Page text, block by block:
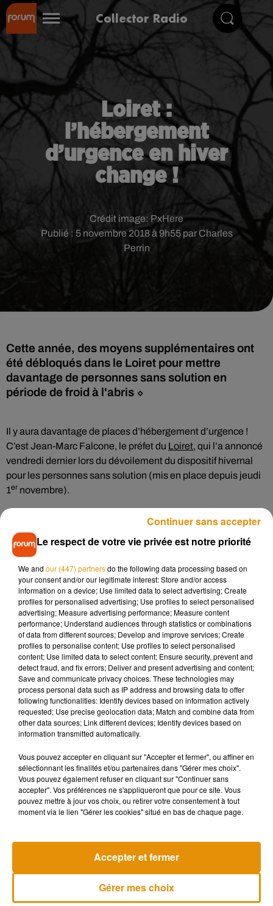
Collector Radio
Loiret :
l’hébergement
d’urgence en hiver
change !
Publié : 5 novembre 2018 à 9h55 par Charles
Perrin
Crédit image: PxHere
Cette année, des moyens supplémentaires ont
été débloqués dans le Loiret pour mettre
davantage de personnes sans solution en
période de froid à l'abris ⬦
Il y aura davantage de places d’hébergement d’urgence !
C’est Jean-Marc Falcone, le préfet du Loiret, qui l’a annoncé
vendredi dernier lors du dévoilement du dispositif hivernal
pour les personnes sans solution (mis en place depuis jeudi
1er novembre).
, le 1
décembre 2018, la
capacité maximale sera atteinte avec un total de 1058
places, soit 39 de plus que l’hiver dernier. Egalement, pour la
accompagner les plus démunis afin de tenter de leur trouver
des solutions plus pérennes.
Musique
5 août 2026
Après le film, bientôt une docu-série sur
le père de Michael Jackson
4 août 2026
Tiny Desk invite Charlie Puth pour une
live session solaire
Benjamin Biolay nous emmène en
Le respect de votre vie privée est notre priorité
We and our (447) partnersdo the following data processing based on
your consent and/or our legitimate interest: Store and/or access
information on a device; Use limited data to select advertising; Create
profiles for personalised advertising; Use profiles to select personalised
advertising; Measure advertising performance; Measure content
performance; Understand audiences through statistics or combinations
of data from different sources; Develop and improve services; Create
profiles to personalise content; Use profiles to select personalised
content; Use limited data to select content; Ensure security, prevent and
detect fraud, and fix errors; Deliver and present advertising and content;
Save and communicate privacy choices. These technologies may
process personal data such as IP address and browsing data to offer
following functionalities: Identify devices based on information actively
requested; Use precise geolocation data; Match and combine data from
other data sources; Link different devices; Identify devices based on
information transmitted automatically.
Vous pouvez accepter en cliquant sur "Accepter et fermer", ou affiner en
sélectionnant les finalités et/ou partenaires dans "Gérer mes choix".
Vous pouvez également refuser en cliquant sur "Continuer sans
accepter". Vos préférences ne s'appliqueront que pour ce site. Vous
pouvez mettre à jour vos choix, ou retirer votre consentement à tout
moment via le lien "Gérer les cookies" situé en bas de chaque page.
Gérer mes choix
Accepter et fermer
Continuer sans accepter